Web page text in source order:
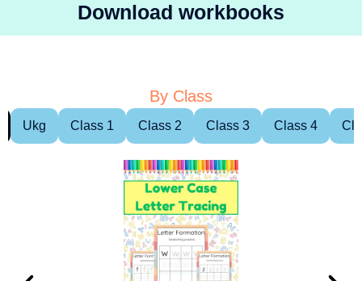
Download workbooks
By Class
Ukg Class 1 Class 2 Class 3 Class 4